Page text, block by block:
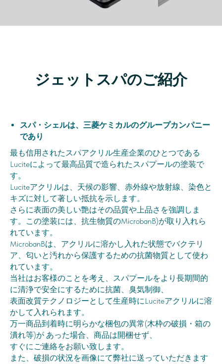
ジェットスパのご紹介
スパ・シェルは、三菱ケミカルのグループカンパニー
であり
最も信用されたスパアクリル生産企業のひとつである
Luciteによって最高品質で造られたスパプールの塗装で
す。
Luciteアクリルは、天候の影響、赤外線や放射線、染色と
キズに対して著しい抵抗を示します。
さらに表面の美しい艶はその品質や上品さを強調しま
す。この塗装には、抗生物質のMicrobanB)が取り入れら
れています。
MicrobanBは、アクリルに溶かし入れた状態でバクテリ
ア、匂いと汚れから保護するための抗菌物質として使わ
れています。
当社はお客様のことを考え、スパプールをより長期間的
に清浄で安全にするために抗菌、臭気制御、
表面改質テクノロジーとして生産時にLuciteアクリルに溶
かして入れられます。
万一商品到着時に明らかな梱包の異常(木枠の破損・箱の
潰れ等)が あった場合、商品は開梱せず、
すぐにご連絡をお願い致します。
また、破損の状況を画像にて弊社に送っていただきます